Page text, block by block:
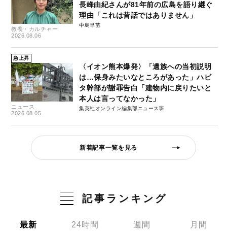
教養・カルチャー
2026.08.06
長峰由紀さんが81年前の広島を語り継ぐ
理由「これは昔話ではありません」
中島早苗
急上昇
ニュース
2026.08.05
〈イオン熊本爆発〉「遺族への当初説明
は…保身みたいなところがあった」ハビ
タ幹部が謝罪告白「建物内に戻りたいと
本人は言ってなかった」
集英社オンライン編集部ニュース班
新着記事一覧を見る
記事ランキング
最新 24時間 週間 月間